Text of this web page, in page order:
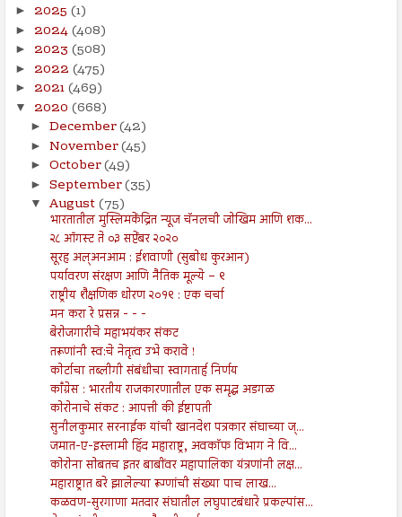
► 2025 (1)
► 2024(408)
► 2023 (508)
► 2022 (475)
► 2021(469)
▼ 2020 (668)
► December(42)
► November(45)
► October(49)
► September(35)
▼ August(75)
भारतातील मुस्लिमकेंद्रित न्यूज चॅनलची जोखिम आणि शक...
२८ ऑगस्ट ते ०३ सप्टेंबर २०२०
सूरह अल्अनआम : ईशवाणी (सुबोध कुरआन)
पर्यावरण संरक्षण आणि नैतिक मूल्ये – ९
राष्ट्रीय शैक्षणिक धोरण २०१९ : एक चर्चा
मन करा रे प्रसन्न - - -
बेरोजगारीचे महाभयंकर संकट
तरूणांनी स्व:चे नेतृत्व उभे करावे !
कोर्टाचा तब्लीगी संबंधीचा स्वागतार्ह निर्णय
काँग्रेस : भारतीय राजकारणातील एक समृद्ध अडगळ
कोरोनाचे संकट : आपत्ती की ईष्टापती
सुनीलकुमार सरनाईक यांची खानदेश पत्रकार संघाच्या ज्...
जमात-ए-इस्लामी हिंद महाराष्ट्र, अवकाॅफ विभाग ने वि...
कोरोना सोबतच इतर बाबींवर महापालिका यंत्रणांनी लक्ष...
महाराष्ट्रात बरे झालेल्या रूग्णांची संख्या पाच लाख...
कळवण-सुरगाणा मतदार संघातील लघुपाटबंधारे प्रकल्पांस...